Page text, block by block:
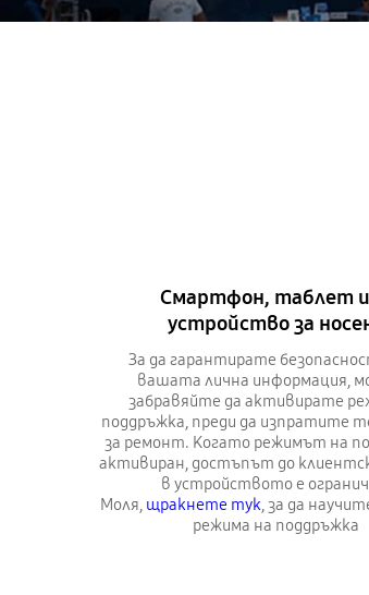
Смартфон, таблет
устройство за
За да гарантирате
вашата лична информация,
забравяйте да активирате
поддръжка, преди да изпратите
за ремонт. Когато режимът на
активиран, достъпът до
в устройството е
Моля, щракнете тук, за да
режима на поддръжка